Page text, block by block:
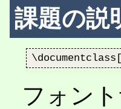
課題の説
フォン